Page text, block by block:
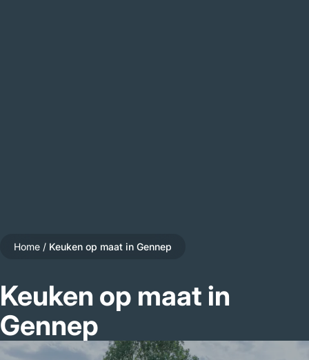
Home / Keuken op maat in Gennep
Keuken op maat in
Gennep